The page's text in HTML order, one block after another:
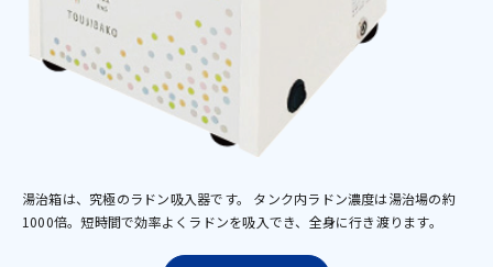
湯治箱は、究極のラドン吸入器です。 タンク内ラドン濃度は湯治場の約
1000倍。短時間で効率よくラドンを吸入でき、全身に行き渡ります。